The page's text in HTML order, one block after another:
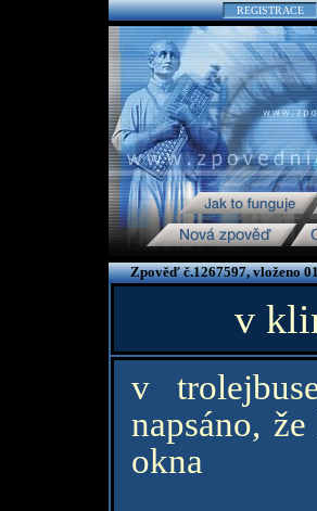
REGISTRACE
Zpověď č.1267597, vloženo
v
v
napsáno,
okna